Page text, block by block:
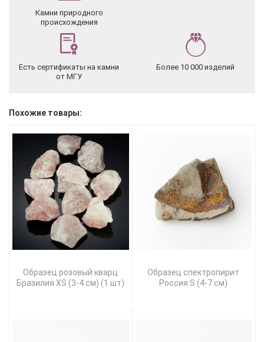
Камни природного
происхождения
Есть сертификаты на камни
от МГУ
Более 10 000 изделий
Похожие товары:
Образец розовый кварц
Бразилия XS (3-4 см) (1 шт)
Образец спектропирит
Россия S (4-7 см)